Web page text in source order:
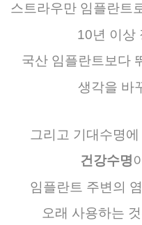
스트라우만 임플란트
10년 이상
국산 임플란트보다
생각을 바
그리고 기대수명에
건강수명이
임플란트 주변의
오래 사용하는